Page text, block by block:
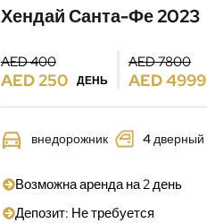
Хендай Санта-Фе 2023
AED 400
AED 250 ДЕНЬ
AED 7800
AED 4999
внедорожник 4 дверный
Возможна аренда на 2 день
Депозит: Не требуется